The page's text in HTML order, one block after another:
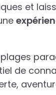
et
de